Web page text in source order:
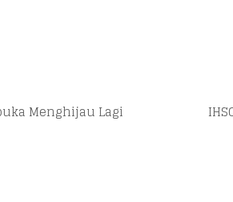
Menghijau Lagi